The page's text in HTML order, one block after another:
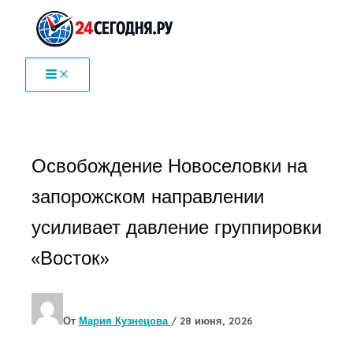
Перейти
содержимому
Освобождение Новоселовки на
запорожском направлении
усиливает давление группировки
«Восток»
От Мария Кузнецова / 28 июня, 2026